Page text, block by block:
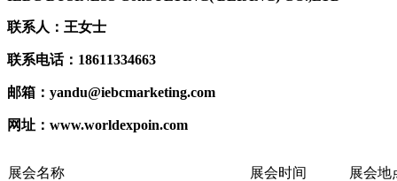
联系人： 王女士
联系电话： 18611334663
邮箱： yandu@iebcmarketing.com
网址： www.worldexpoin.com
展会名称 展会时间 展会地